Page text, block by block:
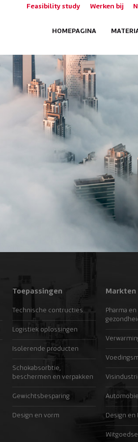
Feasibility study Werken bij
HOMEPAGINA
Toepassingen
Technische contructies
Logistiek oplossingen
Isolerende producten
Schokabsorbtie,
beschermen en verpakken
Gewichtsbesparing
Design en vorm
Markten
Pharma en
Design en